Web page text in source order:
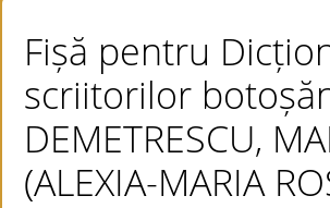
Fișă pentru
scriitorilor
DEMETRESCU,
(ALEXIA-MARIA